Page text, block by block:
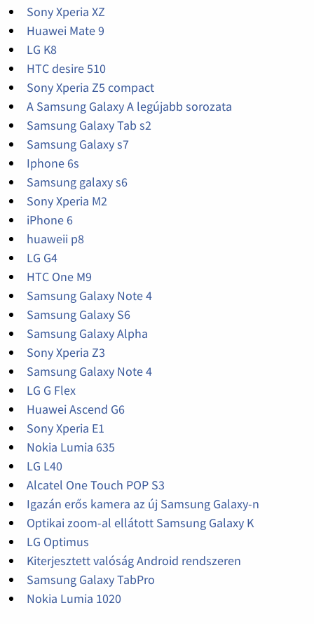
Sony Xperia XZ
Huawei Mate 9
LG K8
HTC desire 510
Sony Xperia Z5 compact
A Samsung Galaxy A legújabb sorozata
Samsung Galaxy Tab s2
Samsung Galaxy s7
Iphone 6s
Samsung galaxy s6
Sony Xperia M2
iPhone 6
huaweii p8
LG G4
HTC One M9
Samsung Galaxy Note 4
Samsung Galaxy S6
Samsung Galaxy Alpha
Sony Xperia Z3
Samsung Galaxy Note 4
LG G Flex
Huawei Ascend G6
Sony Xperia E1
Nokia Lumia 635
LG L40
Alcatel One Touch POP S3
Igazán erős kamera az új Samsung Galaxy-n
Optikai zoom-al ellátott Samsung Galaxy K
LG Optimus
Kiterjesztett valóság Android rendszeren
Samsung Galaxy TabPro
Nokia Lumia 1020